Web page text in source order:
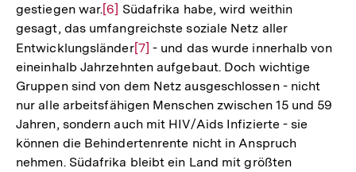
gestiegen war.Zur
Auflösung
der
Fußnote
[6] Südafrika habe, wird weithin
gesagt, das umfangreichste soziale Netz aller
EntwicklungsländerZur
Auflösung
der
Fußnote
[7] - und das wurde innerhalb von
eineinhalb Jahrzehnten aufgebaut. Doch wichtige
Gruppen sind von dem Netz ausgeschlossen - nicht
nur alle arbeitsfähigen Menschen zwischen 15 und 59
Jahren, sondern auch mit HIV/Aids Infizierte - sie
können die Behindertenrente nicht in Anspruch
nehmen. Südafrika bleibt ein Land mit größten